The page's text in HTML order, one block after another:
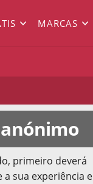
MARCAS
primeiro deverá
sua experiência e